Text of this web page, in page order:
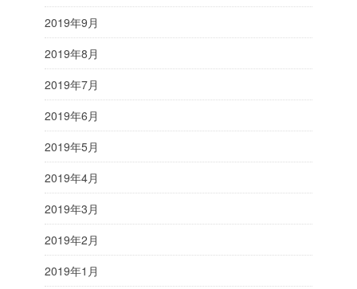
2019年9月
2019年8月
2019年7月
2019年6月
2019年5月
2019年4月
2019年3月
2019年2月
2019年1月